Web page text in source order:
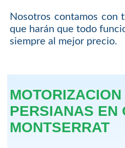
Nosotros contamos con
que harán que todo
siempre al mejor precio.
MOTORIZACION
PERSIANAS EN
MONTSERRAT